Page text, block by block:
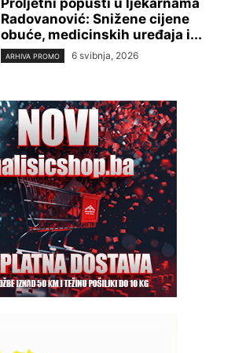
Radovanović: Snižene cijene
obuće, medicinskih uređaja i...
ARHIVA PROMO 6 svibnja, 2026